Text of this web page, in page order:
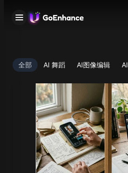
全部 AI 舞蹈 AI图像编辑